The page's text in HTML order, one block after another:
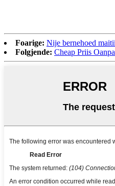
Foarige: Nije bernehoed
Folgjende: Cheap Priis